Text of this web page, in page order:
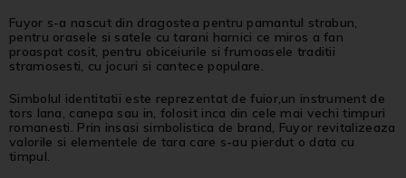
Fuyor s-a nascut din dragostea pentru pamantul strabun,
pentru orasele si satele cu tarani harnici ce miros a fan
proaspat cosit, pentru obiceiurile si frumoasele traditii
stramosesti, cu jocuri si cantece populare.
Simbolul identitatii este reprezentat de fuior,un instrument de
tors lana, canepa sau in, folosit inca din cele mai vechi timpuri
romanesti. Prin insasi simbolistica de brand, Fuyor revitalizeaza
valorile si elementele de tara care s-au pierdut o data cu
timpul.